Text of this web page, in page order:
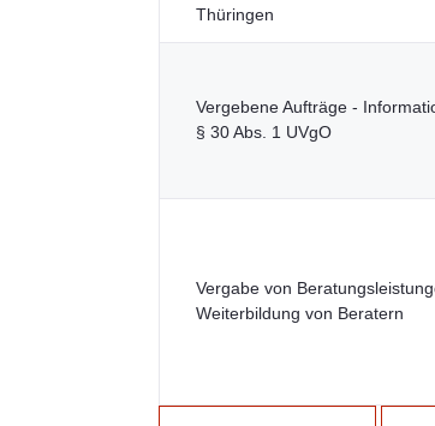
Thüringen
Vergebene Aufträge -
§ 30 Abs. 1 UVgO
Vergabe von
Weiterbildung von Beratern